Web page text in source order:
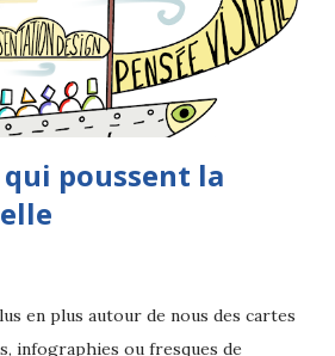
poussent la
en plus autour de nous des cartes
infographies ou fresques de